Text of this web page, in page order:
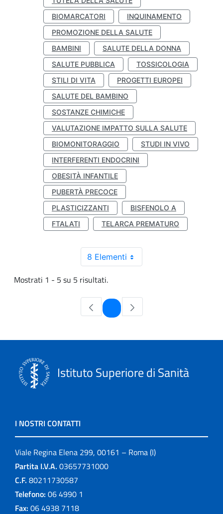
BIOMARCATORI
INQUINAMENTO
PROMOZIONE DELLA SALUTE
BAMBINI
SALUTE DELLA DONNA
SALUTE PUBBLICA
TOSSICOLOGIA
STILI DI VITA
PROGETTI EUROPEI
SALUTE DEL BAMBINO
SOSTANZE CHIMICHE
VALUTAZIONE IMPATTO SULLA SALUTE
BIOMONITORAGGIO
STUDI IN VIVO
INTERFERENTI ENDOCRINI
OBESITÀ INFANTILE
PUBERTÀ PRECOCE
PLASTICIZZANTI
BISFENOLO A
FTALATI
TELARCA PREMATURO
8 Elementi
Mostrati 1 - 5 su 5 risultati.
Pagina
Istituto Superiore di Sanità
I NOSTRI CONTATTI
Viale Regina Elena 299, 00161 – Roma (I)
Partita I.V.A. 03657731000
C.F. 80211730587
Telefono: 06 4990 1
Fax: 06 4938 7118